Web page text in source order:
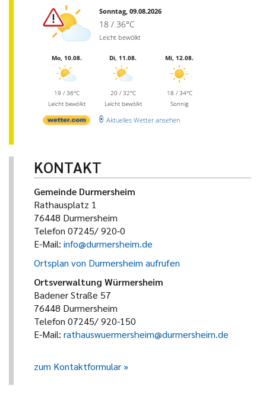
Sonntag, 09.08.2026
18 / 36°C
Leicht bewölkt
Mo, 10.08.
19 / 36°C
Leicht bewölkt
Di, 11.08.
20 / 32°C
Leicht bewölkt
Mi, 12.08.
18 / 34°C
Sonnig
Aktuelles Wetter ansehen
KONTAKT
Gemeinde Durmersheim
Rathausplatz 1
76448 Durmersheim
Telefon 07245/ 920-0
E-Mail: info@durmersheim.de
Ortsplan von Durmersheim aufrufen
Ortsverwaltung Würmersheim
Badener Straße 57
76448 Durmersheim
Telefon 07245/ 920-150
E-Mail: rathauswuermersheim@durmersheim.de
zum Kontaktformular